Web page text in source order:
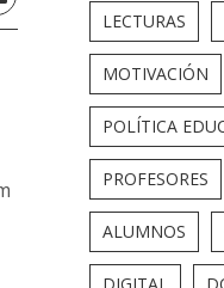
LECTURAS
MOTIVACIÓN
POLÍTICA
PROFESORES
ALUMNOS